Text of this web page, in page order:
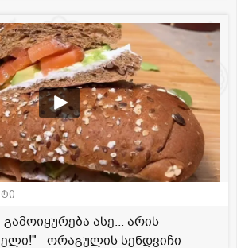
გამოიყურება ასე... არის
- ორაგულის სენდვიჩი